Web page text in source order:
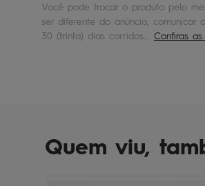
Você pode trocar o produto pelo
ser diferente do anúncio,
30 (trinta) dias corridos... Confiras as
Quem viu,